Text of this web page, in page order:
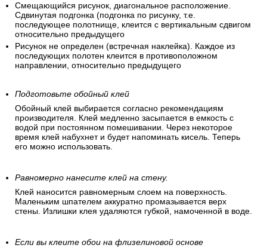
Смещающийся рисунок, диагональное расположение.
Сдвинутая подгонка (подгонка по рисунку, т.е.
последующее полотнище, клеится с вертикальным сдвигом
относительно предыдущего
Рисунок не определен (встречная наклейка). Каждое из
последующих полотен клеится в противоположном
направлении, относительно предыдущего
Подготовьте обойный клей
Обойный клей выбирается согласно рекомендациям
производителя. Клей медленно засыпается в емкость с
водой при постоянном помешивании. Через некоторое
время клей набухнет и будет напоминать кисель. Теперь
его можно использовать.
Равномерно нанесите клей на стену.
Клей наносится равномерным слоем на поверхность.
Маленьким шпателем аккуратно промазывается верх
стены. Излишки клея удаляются губкой, намоченной в воде.
Если вы клеите обои на флизелиновой основе